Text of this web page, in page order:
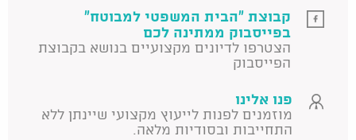
קבוצת "הבית המשפטי למבוטח"
בפייסבוק ממתינה לכם
הצטרפו לדיונים מקצועיים בנושא בקבוצת
הפייסבוק
פנו אלינו
מוזמנים לפנות לייעוץ מקצועי שיינתן ללא
התחייבות ובסודיות מלאה.